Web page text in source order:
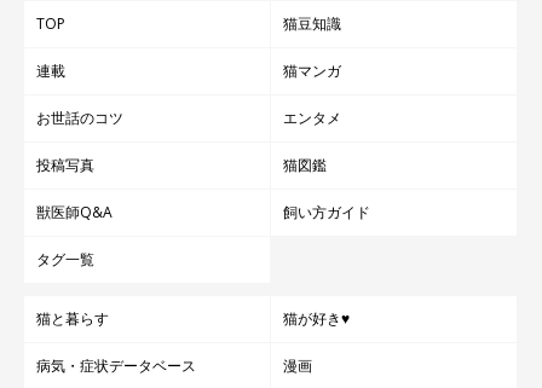
TOP 猫豆知識
連載 猫マンガ
お世話のコツ エンタメ
投稿写真 猫図鑑
獣医師Q&A 飼い方ガイド
タグ一覧
猫と暮らす 猫が好き♥
病気・症状データベース 漫画